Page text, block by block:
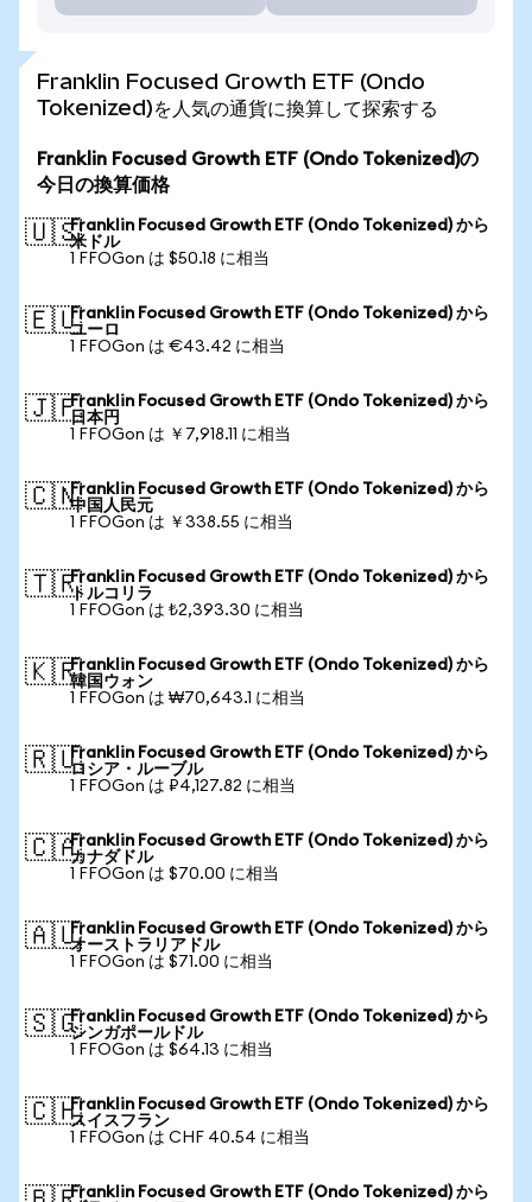
Franklin Focused Growth ETF (Ondo
Tokenized)を人気の通貨に換算して探索する
Franklin Focused Growth ETF (Ondo Tokenized)の
今日の換算価格
🇺🇸Franklin Focused Growth ETF (Ondo Tokenized) から
米ドル
1 FFOGon は $50.18 に相当
🇪🇺Franklin Focused Growth ETF (Ondo Tokenized) から
ユーロ
1 FFOGon は €43.42 に相当
🇯🇵Franklin Focused Growth ETF (Ondo Tokenized) から
日本円
1 FFOGon は ￥7,918.11 に相当
🇨🇳Franklin Focused Growth ETF (Ondo Tokenized) から
中国人民元
1 FFOGon は ￥338.55 に相当
🇹🇷Franklin Focused Growth ETF (Ondo Tokenized) から
トルコリラ
1 FFOGon は ₺2,393.30 に相当
🇰🇷Franklin Focused Growth ETF (Ondo Tokenized) から
韓国ウォン
1 FFOGon は ₩70,643.1 に相当
🇷🇺Franklin Focused Growth ETF (Ondo Tokenized) から
ロシア・ルーブル
1 FFOGon は ₽4,127.82 に相当
🇨🇦Franklin Focused Growth ETF (Ondo Tokenized) から
カナダドル
1 FFOGon は $70.00 に相当
🇦🇺Franklin Focused Growth ETF (Ondo Tokenized) から
オーストラリアドル
1 FFOGon は $71.00 に相当
🇸🇬Franklin Focused Growth ETF (Ondo Tokenized) から
シンガポールドル
1 FFOGon は $64.13 に相当
🇨🇭Franklin Focused Growth ETF (Ondo Tokenized) から
スイスフラン
1 FFOGon は CHF 40.54 に相当
Franklin Focused Growth ETF (Ondo Tokenized) から